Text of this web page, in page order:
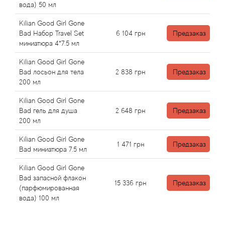
вода) 50 мл
Kilian Good Girl Gone
Bad Набор Travel Set
миниатюра 4*7.5 мл
6 104 грн Предзаказ
Kilian Good Girl Gone
Bad лосьон для тела
200 мл
2 838 грн Предзаказ
Kilian Good Girl Gone
Bad гель для душа
200 мл
2 648 грн Предзаказ
Kilian Good Girl Gone
Bad миниатюра 7.5 мл
1 471 грн Предзаказ
Kilian Good Girl Gone
Bad запасной флакон
(парфюмированная
вода) 100 мл
15 336 грн Предзаказ
Anne Fontaine
Annick Goutal
Antonia's Flowers
Antonio Banderas
Antonio Puig
Antonio Visconti
Aquolina
Arabesque Perfumes